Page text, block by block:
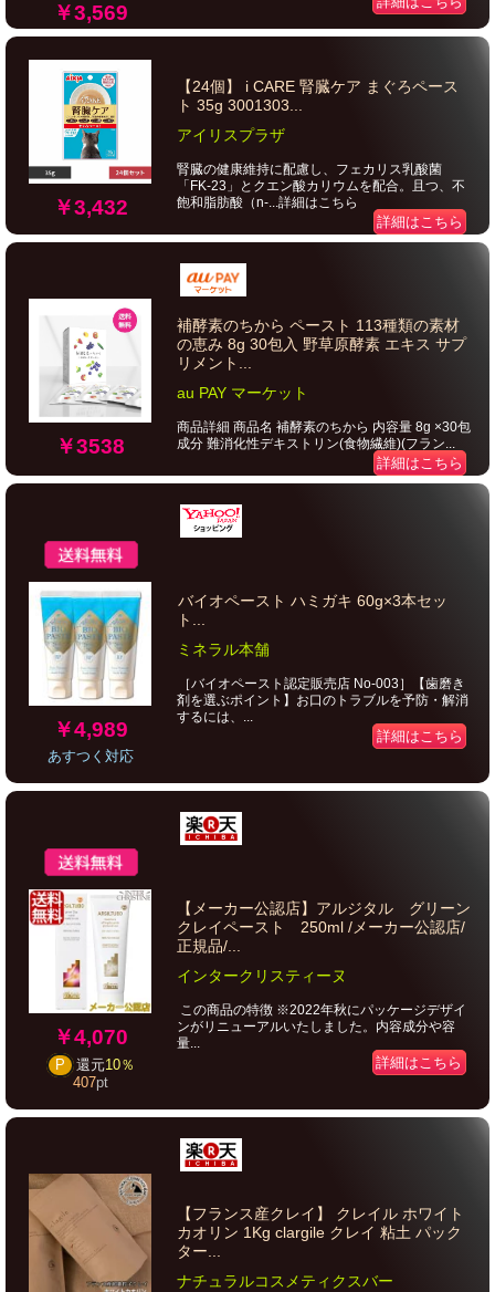
￥3,569
￥3,432
【24個】 i CARE 腎臓ケア まぐろペース
ト 35g 3001303...
アイリスプラザ
腎臓の健康維持に配慮し、フェカリス乳酸菌
「FK-23」とクエン酸カリウムを配合。且つ、不
飽和脂肪酸（n-...詳細はこちら
詳細はこちら
￥3538
補酵素のちから ペースト 113種類の素材
の恵み 8g 30包入 野草原酵素 エキス サプ
リメント...
au PAY マーケット
商品詳細 商品名 補酵素のちから 内容量 8g ×30包
成分 難消化性デキストリン(食物繊維)(フラン...
詳細はこちら
￥4,989
あすつく対応
バイオペースト ハミガキ 60g×3本セッ
ト...
ミネラル本舗
［バイオペースト認定販売店 No-003］【歯磨き
剤を選ぶポイント】お口のトラブルを予防・解消
するには、...
詳細はこちら
￥4,070
P 還元10％
407pt
【メーカー公認店】アルジタル グリーン
クレイペースト 250ml /メーカー公認店/
正規品/...
インタークリスティーヌ
この商品の特徴 ※2022年秋にパッケージデザイ
ンがリニューアルいたしました。内容成分や容
量...
詳細はこちら
【フランス産クレイ】 クレイル ホワイト
カオリン 1Kg clargile クレイ 粘土 パック
ター...
ナチュラルコスメティクスバー